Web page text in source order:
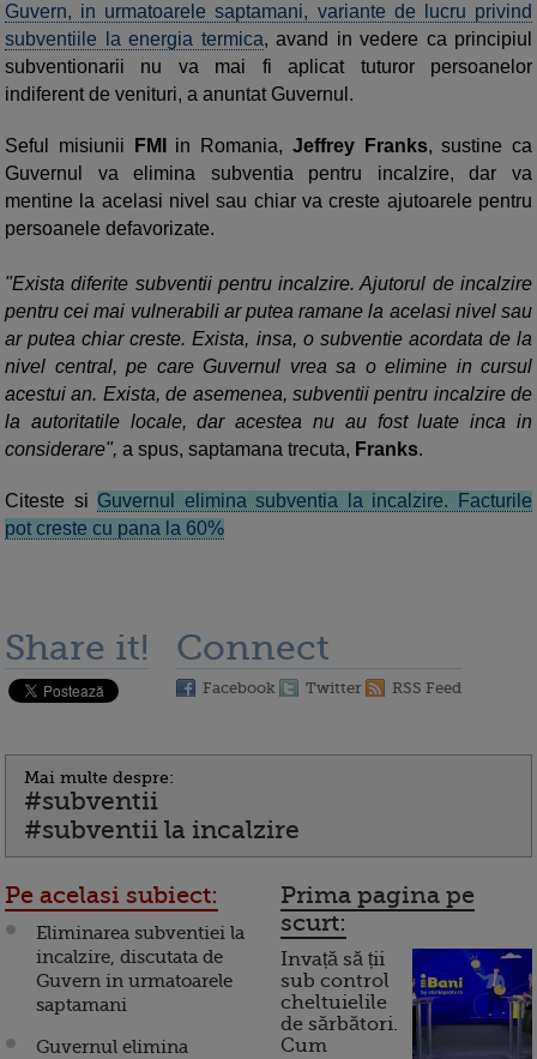
Guvern, in urmatoarele saptamani, variante de lucru privind
subventiile la energia termica, avand in vedere ca principiul
subventionarii nu va mai fi aplicat tuturor persoanelor
indiferent de venituri, a anuntat Guvernul.
Seful misiunii FMI in Romania, Jeffrey Franks, sustine ca
Guvernul va elimina subventia pentru incalzire, dar va
mentine la acelasi nivel sau chiar va creste ajutoarele pentru
persoanele defavorizate.
"Exista diferite subventii pentru incalzire. Ajutorul de incalzire
pentru cei mai vulnerabili ar putea ramane la acelasi nivel sau
ar putea chiar creste. Exista, insa, o subventie acordata de la
nivel central, pe care Guvernul vrea sa o elimine in cursul
acestui an. Exista, de asemenea, subventii pentru incalzire de
la autoritatile locale, dar acestea nu au fost luate inca in
considerare", a spus, saptamana trecuta, Franks.
Citeste si Guvernul elimina subventia la incalzire. Facturile
pot creste cu pana la 60%
Share it! Connect
Facebook Twitter RSS Feed
Mai multe despre:
#subventii
#subventii la incalzire
Pe acelasi subiect:
Eliminarea subventiei la
incalzire, discutata de
Guvern in urmatoarele
saptamani
Guvernul elimina
Prima pagina pe
scurt:
Invață să ții
sub control
cheltuielile
de sărbători.
Cum